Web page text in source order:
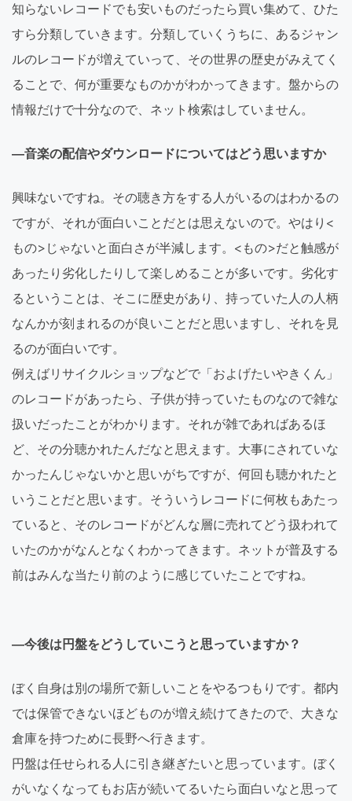
知らないレコードでも安いものだったら買い集めて、ひた
すら分類していきます。分類していくうちに、あるジャン
ルのレコードが増えていって、その世界の歴史がみえてく
ることで、何が重要なものかがわかってきます。盤からの
情報だけで十分なので、ネット検索はしていません。
―音楽の配信やダウンロードについてはどう思いますか
興味ないですね。その聴き方をする人がいるのはわかるの
ですが、それが面白いことだとは思えないので。やはり<
もの>じゃないと面白さが半減します。<もの>だと触感が
あったり劣化したりして楽しめることが多いです。劣化す
るということは、そこに歴史があり、持っていた人の人柄
なんかが刻まれるのが良いことだと思いますし、それを見
るのが面白いです。
例えばリサイクルショップなどで「およげたいやきくん」
のレコードがあったら、子供が持っていたものなので雑な
扱いだったことがわかります。それが雑であればあるほ
ど、その分聴かれたんだなと思えます。大事にされていな
かったんじゃないかと思いがちですが、何回も聴かれたと
いうことだと思います。そういうレコードに何枚もあたっ
ていると、そのレコードがどんな層に売れてどう扱われて
いたのかがなんとなくわかってきます。ネットが普及する
前はみんな当たり前のように感じていたことですね。
―今後は円盤をどうしていこうと思っていますか？
ぼく自身は別の場所で新しいことをやるつもりです。都内
では保管できないほどものが増え続けてきたので、大きな
倉庫を持つために長野へ行きます。
円盤は任せられる人に引き継ぎたいと思っています。ぼく
がいなくなってもお店が続いてるいたら面白いなと思って